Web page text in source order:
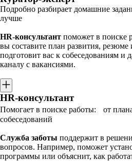
Подробно разбирает домашние
лучше
HR-консультант поможет в поиске
вы составите план развития,
подготовит вас к собеседованиям и
каналу с вакансиями.
HR-консультант
Помогает в поиске работы: от
собеседований
Служба заботы поддержит в
вопросов. Например, поможет
программы или объяснит, как